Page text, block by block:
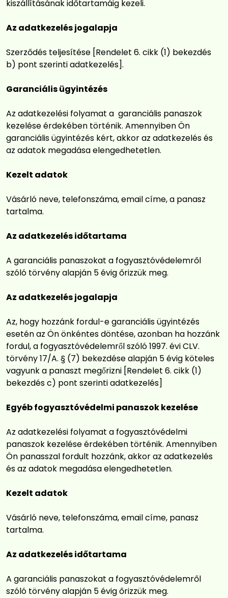
kiszállításának időtartamáig kezeli.
Az adatkezelés jogalapja
Szerződés teljesítése [Rendelet 6. cikk (1) bekezdés
b) pont szerinti adatkezelés].
Garanciális ügyintézés
Az adatkezelési folyamat a garanciális panaszok
kezelése érdekében történik. Amennyiben Ön
garanciális ügyintézés kért, akkor az adatkezelés és
az adatok megadása elengedhetetlen.
Kezelt adatok
Vásárló neve, telefonszáma, email címe, a panasz
tartalma.
Az adatkezelés időtartama
A garanciális panaszokat a fogyasztóvédelemről
szóló törvény alapján 5 évig őrizzük meg.
Az adatkezelés jogalapja
Az, hogy hozzánk fordul-e garanciális ügyintézés
esetén az Ön önkéntes döntése, azonban ha hozzánk
fordul, a fogyasztóvédelemről szóló 1997. évi CLV.
törvény 17/A. § (7) bekezdése alapján 5 évig köteles
vagyunk a panaszt megőrizni [Rendelet 6. cikk (1)
bekezdés c) pont szerinti adatkezelés]
Egyéb fogyasztóvédelmi panaszok kezelése
Az adatkezelési folyamat a fogyasztóvédelmi
panaszok kezelése érdekében történik. Amennyiben
Ön panasszal fordult hozzánk, akkor az adatkezelés
és az adatok megadása elengedhetetlen.
Kezelt adatok
Vásárló neve, telefonszáma, email címe, panasz
tartalma.
Az adatkezelés időtartama
A garanciális panaszokat a fogyasztóvédelemről
szóló törvény alapján 5 évig őrizzük meg.